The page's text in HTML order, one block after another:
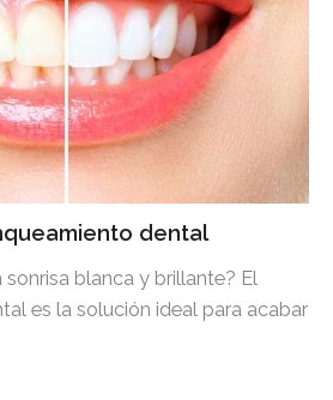
dental
sonrisa blanca y brillante? El
es la solución ideal para acabar